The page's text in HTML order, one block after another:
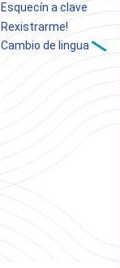
Esquecín a clave
Rexistrarme!
Cambio de lingua